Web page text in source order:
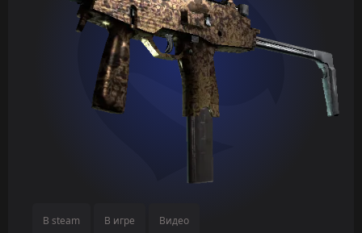
В steam В игре Видео